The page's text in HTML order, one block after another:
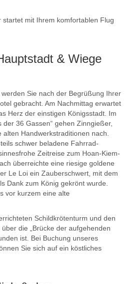
startet mit Ihrem komfortablen Flug
& Wiege
Sie nach der Begrüßung Ihrer
gebracht. Am Nachmittag erwartet
Herz der einstigen Königsstadt. Im
der 36 Gassen“ gehen Zinngießer,
Handwerkstraditionen nach.
schwer beladene Fahrrad-
Zeitreise zum Hoan-Kiem-
überreichte eine riesige goldene
Le Loi ein Zauberschwert, mit dem
Dank zum König gekrönt wurde.
vor kurzem eine alte
Schildkrötenturm und den
die „Brücke der aufgehenden
ist. Bei Buchung unseres
Sie sich auf ein köstliches